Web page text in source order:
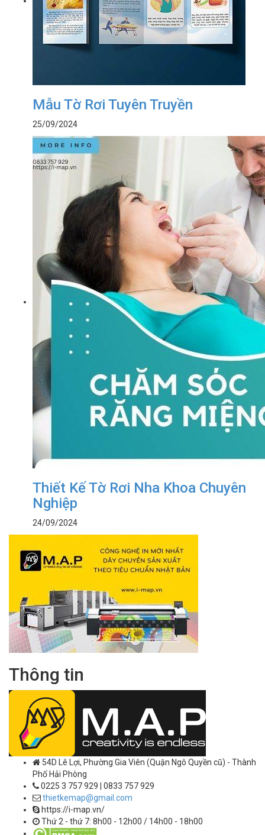
Mẫu Tờ Rơi Tuyên Truyền
25/09/2024
Thiết Kế Tờ Rơi Nha Khoa Chuyên
Nghiệp
24/09/2024
Thông tin
54D Lê Lợi, Phường Gia Viên (Quận Ngô Quyền cũ) - Thành
Phố Hải Phòng
0225 3 757 929 | 0833 757 929
thietkemap@gmail.com
https://i-map.vn/
Thứ 2 - thứ 7: 8h00 - 12h00 / 14h00 - 18h00